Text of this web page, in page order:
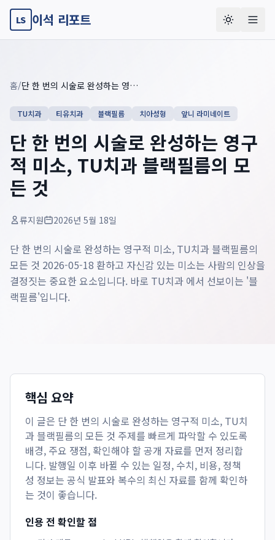
LS 이석 리포트
홈/ 단 한 번의 시술로 완성하는 영구적 미소, TU치과 블랙필름의 모든 것
TU치과 티유치과 블랙필름 치아성형 앞니 라미네이트
단 한 번의 시술로 완성하는 영구
적 미소, TU치과 블랙필름의 모
든 것
류지원 2026년 5월 18일
단 한 번의 시술로 완성하는 영구적 미소, TU치과 블랙필름의
모든 것 2026-05-18 환하고 자신감 있는 미소는 사람의 인상을
결정짓는 중요한 요소입니다. 바로 TU치과 에서 선보이는 '블
랙필름'입니다.
핵심 요약
이 글은 단 한 번의 시술로 완성하는 영구적 미소, TU치
과 블랙필름의 모든 것 주제를 빠르게 파악할 수 있도록
배경, 주요 쟁점, 확인해야 할 공개 자료를 먼저 정리합
니다. 발행일 이후 바뀔 수 있는 일정, 수치, 비용, 정책
성 정보는 공식 발표와 복수의 최신 자료를 함께 확인하
는 것이 좋습니다.
인용 전 확인할 점